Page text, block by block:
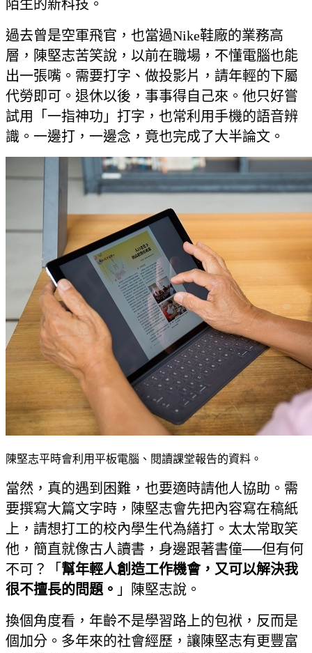
陌生的新科技。
過去曾是空軍飛官，也當過Nike鞋廠的業務高
層，陳堅志苦笑說，以前在職場，不懂電腦也能
出一張嘴。需要打字、做投影片，請年輕的下屬
代勞即可。退休以後，事事得自己來。他只好嘗
試用「一指神功」打字，也常利用手機的語音辨
識。一邊打，一邊念，竟也完成了大半論文。
陳堅志平時會利用平板電腦、閱讀課堂報告的資料。
當然，真的遇到困難，也要適時請他人協助。需
要撰寫大篇文字時，陳堅志會先把內容寫在稿紙
上，請想打工的校內學生代為繕打。太太常取笑
他，簡直就像古人讀書，身邊跟著書僮──但有何
不可？「 幫年輕人創造工作機會，又可以解決我
很不擅長的問題。 」陳堅志說。
換個角度看，年齡不是學習路上的包袱，反而是
個加分。多年來的社會經歷，讓陳堅志有更豐富